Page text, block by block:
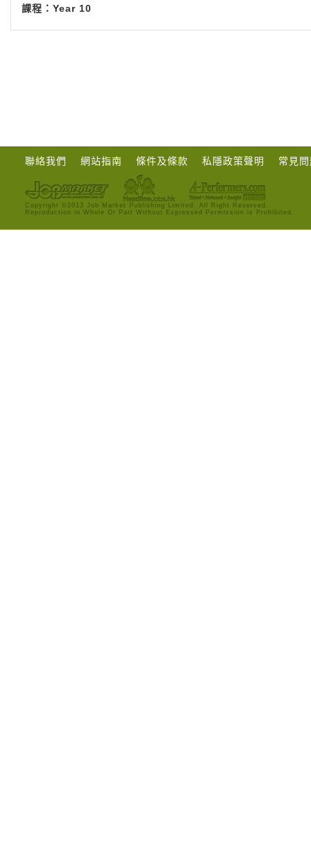
課程：Year 10
聯絡我們 網站指南 條件及條款 私隱政策聲明 常見
Copyright ©2013 Job Market Publishing Limited. All Right Reserved.
Reproduction in Whole Or Part Without Expressed Permission is Prohibited.